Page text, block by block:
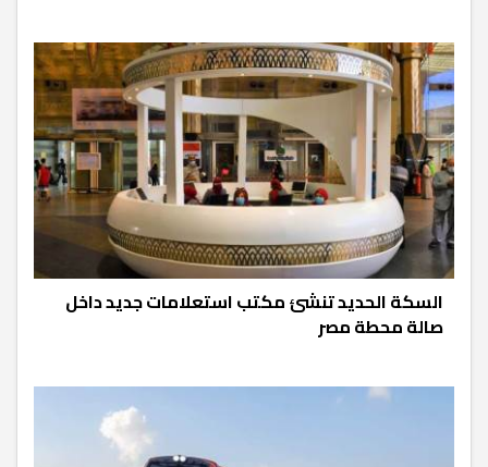
السكة الحديد تنشئ مكتب استعلامات جديد داخل
صالة محطة مصر